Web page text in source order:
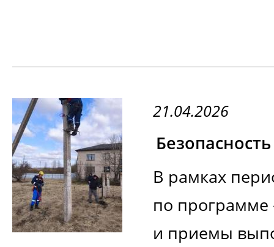
21.04.2026
В рамках
по программе
и приемы